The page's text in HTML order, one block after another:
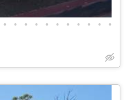
• • • • • • • • • • •